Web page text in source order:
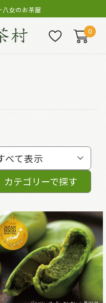
女のお茶屋
0
べて表示
カテゴリーで探す